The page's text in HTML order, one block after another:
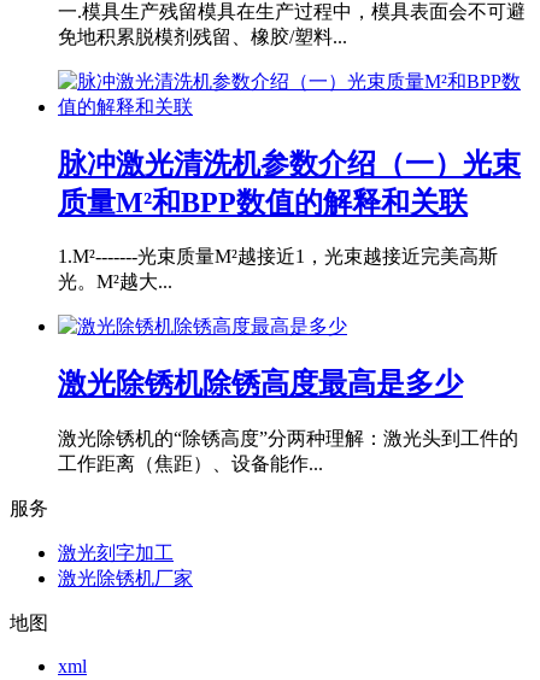
一.模具生产残留模具在生产过程中，模具表面会不可避
免地积累脱模剂残留、橡胶/塑料...
脉冲激光清洗机参数介绍（一）光束
质量M²和BPP数值的解释和关联
1.M²-------光束质量M²越接近1，光束越接近完美高斯
光。M²越大...
激光除锈机除锈高度最高是多少
激光除锈机的“除锈高度”分两种理解：激光头到工件的
工作距离（焦距）、设备能作...
服务
激光刻字加工
激光除锈机厂家
地图
xml